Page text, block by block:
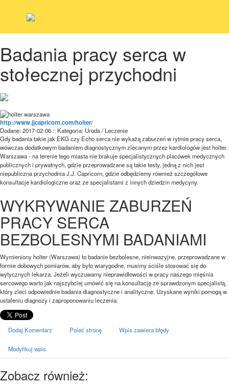
Badania pracy serca w
stołecznej przychodni
http://www.jjcapricorn.com/holter/
Dodane: 2017-02-06 :: Kategoria: Uroda / Leczenie
Gdy badania takie jak EKG czy Echo serca nie wykażą zaburzeń w rytmie pracy serca,
wówczas dodatkowym badaniem diagnostycznym zlecanym przez kardiologów jest holter.
Warszawa - na terenie tego miasta nie brakuje specjalistycznych placówek medycznych
publicznych i prywatnych, gdzie przeprowadzane są takie testy, jedną z nich jest
niepubliczna przychodnia J.J. Capricorn, gdzie odbędziemy również szczegółowe
konsultacje kardiologiczne oraz ze specjalistami z innych dziedzin medycyny.
WYKRYWANIE ZABURZEŃ
PRACY SERCA
BEZBOLESNYMI BADANIAMI
Wymieniony holter (Warszawa) to badanie bezbolesne, nieinwazyjne, przeprowadzane w
formie dobowych pomiarów, aby było wiarygodne, musimy ściśle stosować się do
wytycznych lekarza. Jeżeli wyczuwamy nieprawidłowości w pracy naszego mięśnia
sercowego warto jak najszybciej umówić się na konsultację ze sprawdzonym specjalistą,
który zleci odpowiednie badania diagnostyczne i analityczne. Uzyskane wyniki pomogą w
ustaleniu diagnozy i zaproponowaniu leczenia.
Dodaj Komentarz Poleć stronę Wpis zawiera błędy
Modyfikuj wpis
Zobacz również: